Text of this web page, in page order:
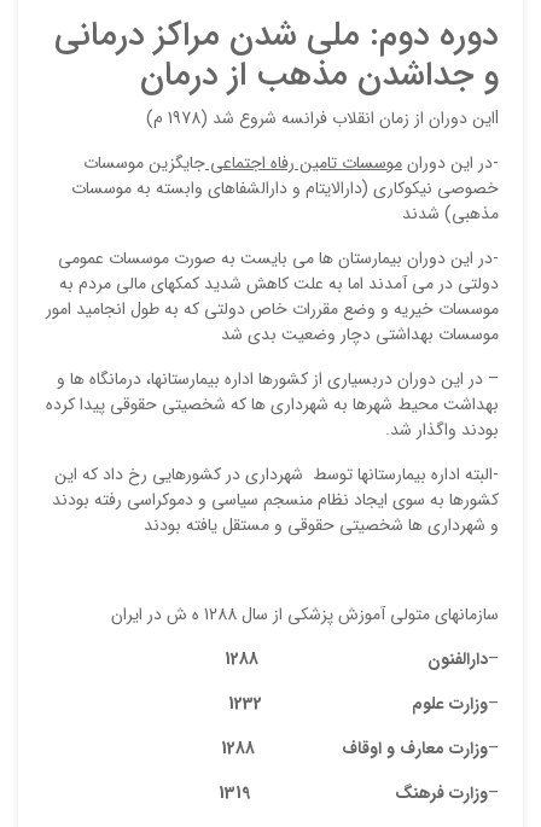
دوره دوم: ملی شدن مراکز درمانی
و جداشدن مذهب از درمان
lاین دوران از زمان انقلاب فرانسه شروع شد (1978 م)
-در این دورانموسسات تامین رفاه اجتماعیجایگزین موسسات
خصوصی نیکوکاری (دارالایتام و دارالشفاهای وابسته به موسسات
مذهبی) شدند
-در این دوران بیمارستان ها می بایست به صورت موسسات عمومی
دولتی در می آمدند اما به علت کاهش شدید کمکهای مالی مردم به
موسسات خیریه و وضع مقررات خاص دولتی که به طول انجامید امور
موسسات بهداشتی دچار وضعیت بدی شد
– در این دوران دربسیاری از کشورها اداره بیمارستانها، درمانگاه ها و
بهداشت محیط شهرها به شهرداری ها که شخصیتی حقوقی پیدا کرده
بودند واگذار شد.
-البته اداره بیمارستانها توسط شهرداری در کشورهایی رخ داد که این
کشورها به سوی ایجاد نظام منسجم سیاسی و دموکراسی رفته بودند
و شهرداری ها شخصیتی حقوقی و مستقل یافته بودند
سازمانهای متولی آموزش پزشکی از سال 1288 ه ش در ایران
–دارالفنون 1288
–وزارت علوم 1232
–وزارت معارف و اوقاف 1288
–وزارت فرهنگ 1319